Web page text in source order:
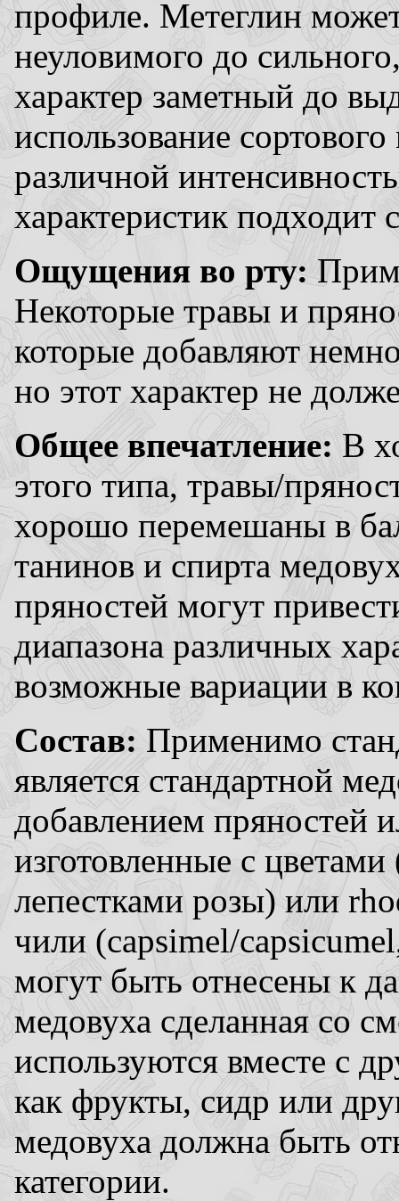
профиле. Метеглин
неуловимого до
характер заметный до
использование
различной
характеристик подходит
Ощущения во рту:
Некоторые травы и
которые добавляют
но этот характер не
Общее впечатление:В
этого типа, травы/
хорошо перемешаны в
танинов и спирта
пряностей могут
диапазона различных
возможные вариации в
Состав:Применимо
является стандартной
добавлением пряностей
изготовленные с
лепестками розы) или
чили (capsimel/
могут быть отнесены к
медовуха сделанная со
используются вместе с
как фрукты, сидр или
медовуха должна быть
категории.